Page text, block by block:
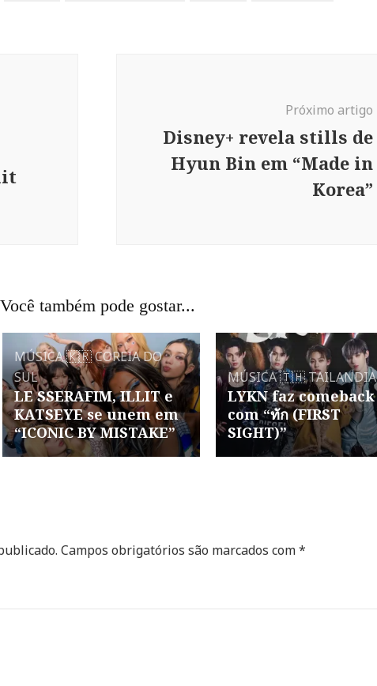
Próximo artigo
Disney+ revela stills de
Hyun Bin em “Made in
Korea”
Você também pode gostar...
MÚSICA🇰🇷 COREIA DO
SUL
LE SSERAFIM, ILLIT e
KATSEYE se unem em
“ICONIC BY MISTAKE”
MÚSICA🇹🇭 TAILANDIA
LYKN faz comeback
com “ทัก (FIRST
SIGHT)”
Campos obrigatórios são marcados com*